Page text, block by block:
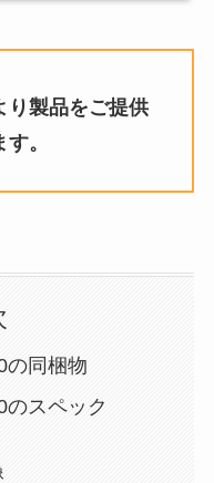
製品をご提供
。
の同梱物
スペック